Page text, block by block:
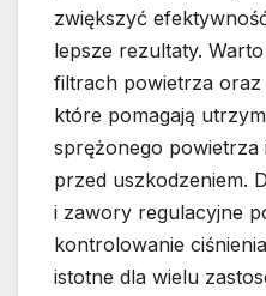
zwiększyć
lepsze rezultaty.
filtrach powietrza
które pomagają
sprężonego powietrza
przed uszkodzeniem.
i zawory regulacyjne
kontrolowanie
istotne dla wielu